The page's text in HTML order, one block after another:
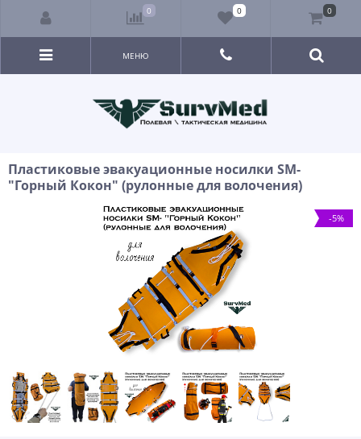
МЕНЮ
Пластиковые эвакуационные носилки SM-
"Горный Кокон" (рулонные для волочения)
-5%
0 0 0